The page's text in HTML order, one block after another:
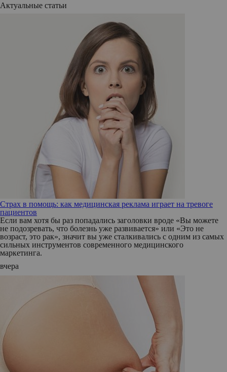
Актуальные статьи
Страх в помощь: как медицинская реклама играет на тревоге
пациентов
Если вам хотя бы раз попадались заголовки вроде «Вы можете
не подозревать, что болезнь уже развивается» или «Это не
возраст, это рак», значит вы уже сталкивались с одним из самых
сильных инструментов современного медицинского
маркетинга.
вчера